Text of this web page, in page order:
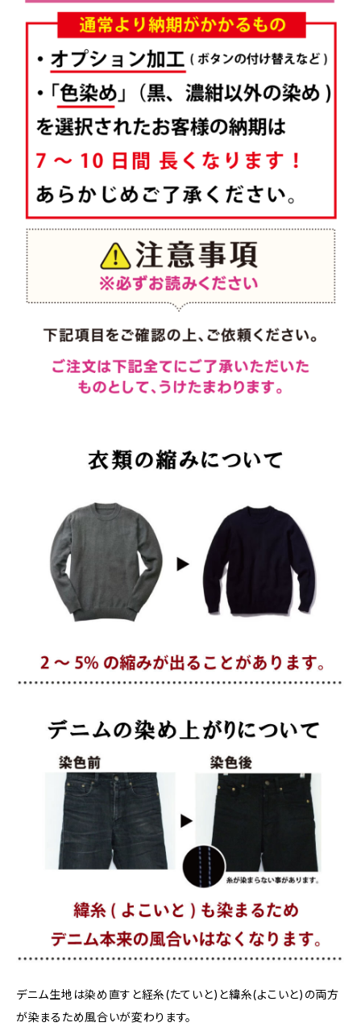
デニム生地は染め直すと経糸(たていと)と緯糸(よこいと)の両方
が染まるため風合いが変わります。